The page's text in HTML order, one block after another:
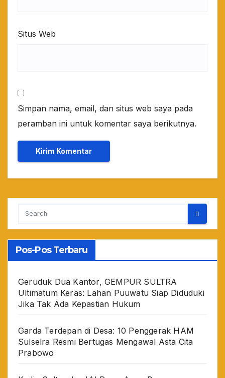
Situs Web
Simpan nama, email, dan situs web saya pada
peramban ini untuk komentar saya berikutnya.
Pos-Pos Terbaru
Geruduk Dua Kantor, GEMPUR SULTRA
Ultimatum Keras: Lahan Puuwatu Siap Diduduki
Jika Tak Ada Kepastian Hukum
Garda Terdepan di Desa: 10 Penggerak HAM
Sulselra Resmi Bertugas Mengawal Asta Cita
Prabowo